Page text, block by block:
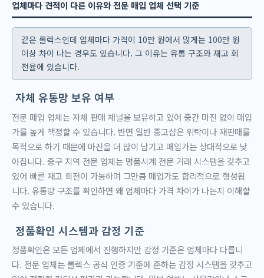
업체마다 견적이 다른 이유와 전문 매입 업체 선택 기준
같은 롤렉스인데 업체마다 가격이 10만 원에서 많게는 100만 원
이상 차이 나는 경우도 있습니다. 그 이유는 유통 구조와 재고 회
전율에 있습니다.
자체 유통망 보유 여부
전문 매입 업체는 자체 판매 채널을 보유하고 있어 중간 마진 없이 매입
가를 높게 책정할 수 있습니다. 반면 일반 중고샵은 위탁이나 재판매를
목적으로 하기 때문에 마진을 더 많이 남기고 매입가는 상대적으로 낮
아집니다. 중구 지역 전문 업체는 명품시계 전문 거래 시스템을 갖추고
있어 빠른 재고 회전이 가능하며 그만큼 매입가도 합리적으로 형성됩
니다. 유통망 구조를 확인하면 왜 업체마다 가격 차이가 나는지 이해할
수 있습니다.
정품확인 시스템과 감정 기준
정품확인은 모든 업체에서 진행하지만 감정 기준은 업체마다 다릅니
다. 전문 업체는 롤렉스 공식 인증 기준에 준하는 감정 시스템을 갖추고